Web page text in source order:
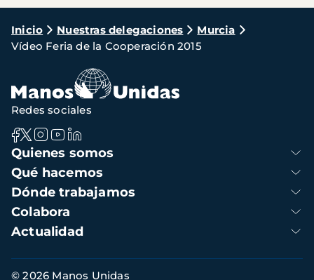
Ruta
de
navegación
Inicio Nuestras delegaciones
Murcia
Vídeo Feria de la Cooperación 2015
Navegación
principal
Quienes somos
Qué hacemos
Dónde trabajamos
Colabora
Actualidad
Redes sociales
Información
© 2026 Manos Unidas